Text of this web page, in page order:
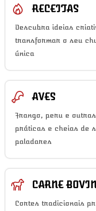
RECEITAS
Descubra ideias
transformar o seu
única
AVES
Frango, peru e
práticas e cheias de
paladares
CARNE
Cortes tradicionais